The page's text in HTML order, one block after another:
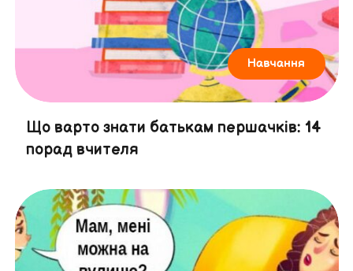
Навчання
Що варто знати батькам першачків: 14
порад вчителя